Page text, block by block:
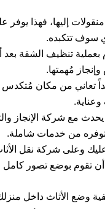
إليها، فهذا يوفر
سوف تتكبده.
بعملية تنظيف الشقة
مُهمتها.
تعاني من مكان مُتكدس
يحدث مع شركة الإنجاز
توفره من خدمات شاملة.
وعلى شركة نقل
تقوم بوضع تصور كامل
وضع الأثاث داخل